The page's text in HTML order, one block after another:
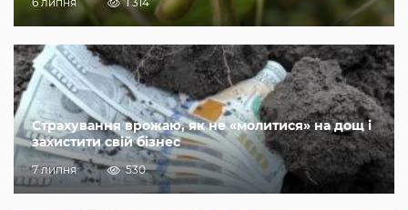
Страхування врожаю, як не «молитися» на дощ і
захистити свій бізнес
7 липня 530